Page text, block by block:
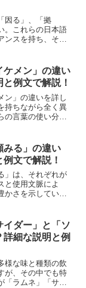
因る」、「拠
。これらの日本語
ンスを持ち、それ
し、適切な文脈で
。日本語学習者や
も、これらの表現
い分けるためのガ
ょう。
ケメン」の違い
例文で解説！
ン」の違いを詳し
持ちながら全く異
言葉の使い分け
みる」の違い
文で解説！
」は、それぞれが
と使用文脈によ
かさを示していま
イダー」と「ソ
細な説明と例
様な味と種類の飲
が、その中でも特
「ラムネ」「サイ